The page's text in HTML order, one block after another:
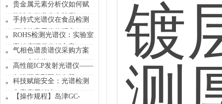
贵金属元素分析仪如何赋
能冶金行业生产检测
手持式光谱仪在食品检测
领域的应用价值研究
ROHS检测光谱仪：实验室
高精度环保分析方案
气相色谱质谱仪采购方案
——安捷伦5977C
GC/MSD
高性能ICP发射光谱仪——
岛津顺序型双单色器
科技赋能安全：光谱检测
方案应用解读
【操作规程】岛津GC-